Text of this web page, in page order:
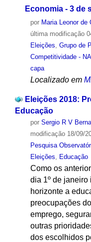
Economia - 3 de
por Maria Leonor de
última modificação
Eleições, Grupo de
Competitividade -
capa
Localizado em
Eleições 2018:
Educação
por Sergio R V
modificação18/09/
Pesquisa
Eleições, Educação
Como os
dia 1º de
horizonte a
preocupações
emprego,
outras
dos escolhidos